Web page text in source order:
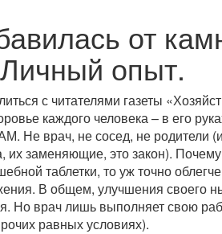
от
опыт.
с читателями газеты
каждого человека – в его
Не врач, не сосед, не родители
их заменяющие, это закон).
таблетки, то уж точно
В общем, улучшения своего
Но врач лишь выполняет свою
равных условиях).